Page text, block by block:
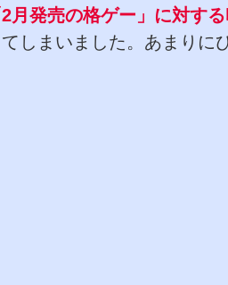
2月発売の格ゲー」に対す
しまいました。あまりに